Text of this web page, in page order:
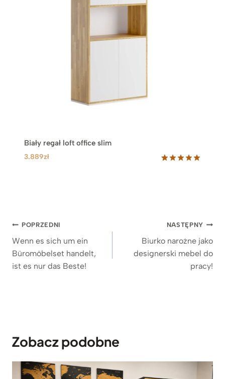
Biały regał loft office slim
3.889zł
Nawigacja
wpisu
POPRZEDNI
Wenn es sich um ein
Büromöbelset handelt,
ist es nur das Beste!
NASTĘPNY
Biurko narożne jako
designerski mebel do
pracy!
Zobacz podobne